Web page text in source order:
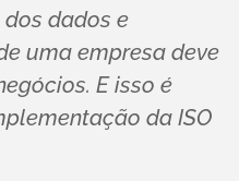
dados e
uma empresa deve
E isso é
da ISO